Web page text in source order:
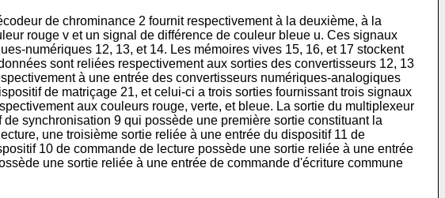
de chrominance 2 fournit respectivement à la deuxième, à la
rouge v et un signal de différence de couleur bleue u. Ces signaux
numériques 12, 13, et 14. Les mémoires vives 15, 16, et 17 stockent
sont reliées respectivement aux sorties des convertisseurs 12, 13
à une entrée des convertisseurs numériques-analogiques
de matriçage 21, et celui-ci a trois sorties fournissant trois signaux
aux couleurs rouge, verte, et bleue. La sortie du multiplexeur
synchronisation 9 qui possède une première sortie constituant la
une troisième sortie reliée à une entrée du dispositif 11 de
10 de commande de lecture possède une sortie reliée à une entrée
une sortie reliée à une entrée de commande d'écriture commune